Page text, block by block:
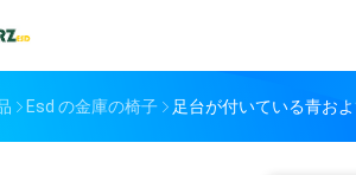
Esd の金庫の椅子 足台が付いている青お